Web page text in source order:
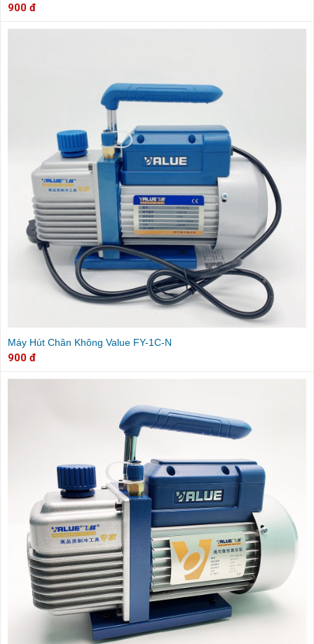
900 đ
Máy Hút Chân Không Value FY-1C-N
900 đ